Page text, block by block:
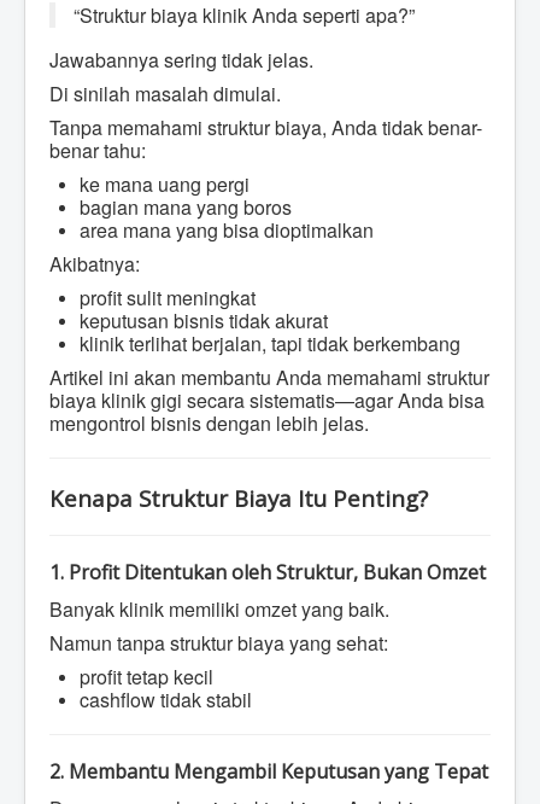
“Struktur biaya klinik Anda seperti apa?”
Jawabannya sering tidak jelas.
Di sinilah masalah dimulai.
Tanpa memahami struktur biaya, Anda tidak benar-
benar tahu:
ke mana uang pergi
bagian mana yang boros
area mana yang bisa dioptimalkan
Akibatnya:
profit sulit meningkat
keputusan bisnis tidak akurat
klinik terlihat berjalan, tapi tidak berkembang
Artikel ini akan membantu Anda memahami struktur
biaya klinik gigi secara sistematis—agar Anda bisa
mengontrol bisnis dengan lebih jelas.
Kenapa Struktur Biaya Itu Penting?
1. Profit Ditentukan oleh Struktur, Bukan Omzet
Banyak klinik memiliki omzet yang baik.
Namun tanpa struktur biaya yang sehat:
profit tetap kecil
cashflow tidak stabil
2. Membantu Mengambil Keputusan yang Tepat